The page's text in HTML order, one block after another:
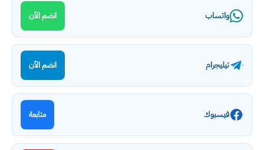
واتساب انضم الآن
تيليجرام انضم الآن
فيسبوك متابعة